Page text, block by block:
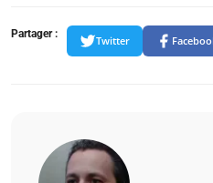
Partager :
Twitter